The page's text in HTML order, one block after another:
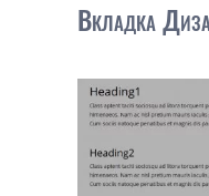
Вкладка